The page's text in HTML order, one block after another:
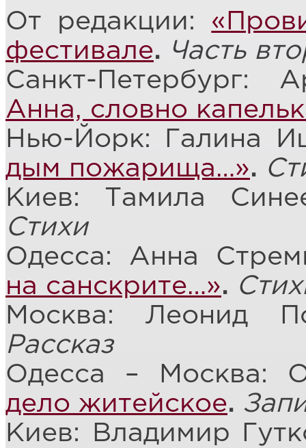
От редакции:
фестивале. Часть
Санкт-Петербург:
Анна, словно
Нью-Йорк: Галина
дым пожарища…».
Киев: Тамила
Стихи
Одесса: Анна
на санскрите…».
Москва: Леонид
Рассказ
Одесса – Москва:
дело житейское.
Киев: Владимир